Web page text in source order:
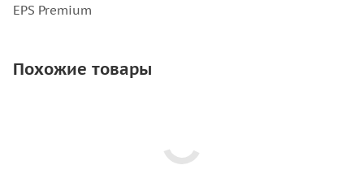
EPS Premium
Похожие товары